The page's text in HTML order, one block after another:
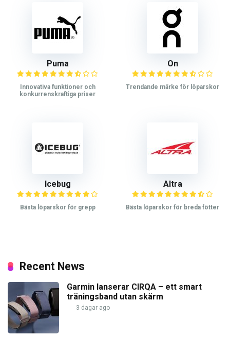
Puma
Innovativa funktioner och
konkurrenskraftiga priser
On
Trendande märke för löparskor
Icebug
Bästa löparskor för grepp
Altra
Bästa löparskor för breda fötter
Recent News
Garmin lanserar CIRQA – ett smart
träningsband utan skärm
3 dagar ago